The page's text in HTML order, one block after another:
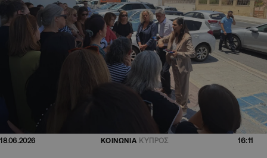
18.06.2026 ΚΟΙΝΩΝΙΑ ΚΥΠΡΟΣ 16:11